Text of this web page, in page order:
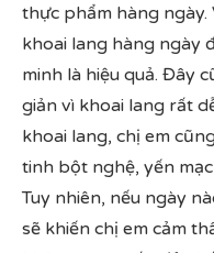
thực phẩm hàng ngày.
khoai lang hàng ngày
minh là hiệu quả. Đây
giản vì khoai lang rất
khoai lang, chị em
tinh bột nghệ, yến
Tuy nhiên, nếu ngày
sẽ khiến chị em cảm